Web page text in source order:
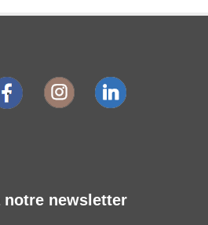
notre newsletter